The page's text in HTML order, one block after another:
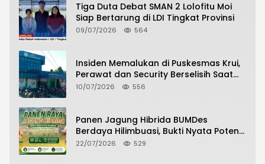
Tiga Duta Debat SMAN 2 Lolofitu Moi
Siap Bertarung di LDI Tingkat Provinsi
09/07/2026 564
Insiden Memalukan di Puskesmas Krui,
Perawat dan Security Berselisih Saat
Pelayanan Pasien Berlangsung
10/07/2026 556
Panen Jagung Hibrida BUMDes
Berdaya Hilimbuasi, Bukti Nyata Potensi
Pertanian Desa
22/07/2026 529